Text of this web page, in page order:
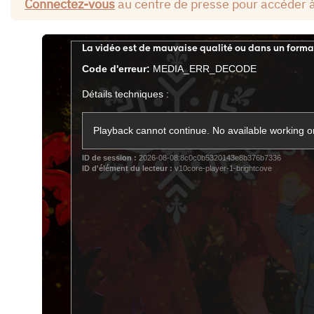
Connectez-vous au centre de presse pour
This
modal
window.
La vidéo est de mauvaise qualité ou dans un
Code d'erreur: MEDIA_ERR_DECODE
Détails techniques :
Playback cannot continue. No available working
ID de session : 2026-08-08:8c0c0b5320143e8b376b7336
ID d'élément du lecteur : v10core-player-1-brightcove